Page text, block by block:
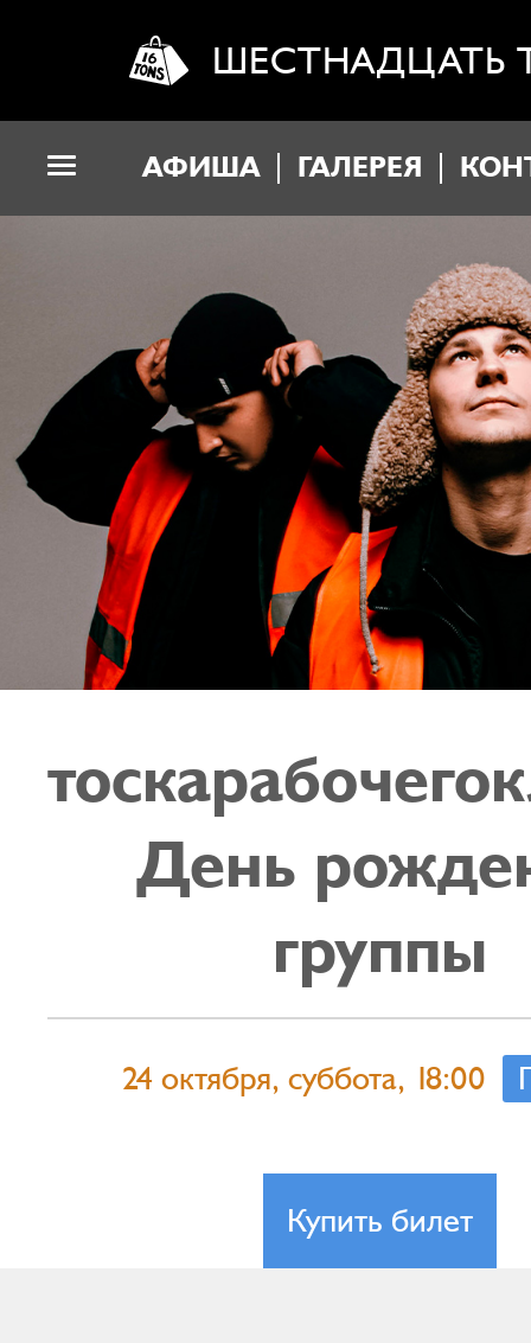
ШЕСТНАДЦАТЬ
АФИША ГАЛЕРЕЯ
День
группы
24 октября, суббота, 18:00
Купить билет